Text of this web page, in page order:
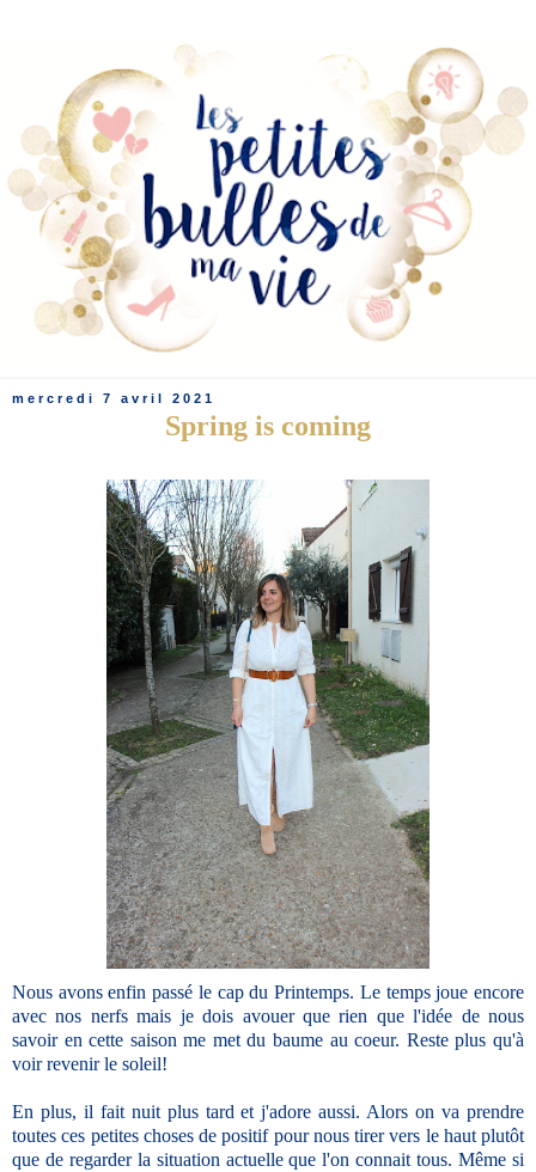
mercredi 7 avril 2021
Spring is coming
Nous avons enfin passé le cap du Printemps. Le temps joue encore
avec nos nerfs mais je dois avouer que rien que l'idée de nous
savoir en cette saison me met du baume au coeur. Reste plus qu'à
voir revenir le soleil!
En plus, il fait nuit plus tard et j'adore aussi. Alors on va prendre
toutes ces petites choses de positif pour nous tirer vers le haut plutôt
que de regarder la situation actuelle que l'on connait tous. Même si